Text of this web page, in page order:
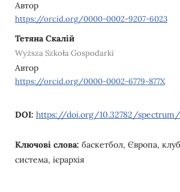
Автор
https://orcid.org/0000-0002-9207-6023
Тетяна Скалій
Wyższa Szkoła Gospodarki
Автор
https://orcid.org/0000-0002-6779-877X
DOI: https://doi.org/10.32782/spectrum/
Ключові слова: баскетбол, Європа,
система, ієрархія